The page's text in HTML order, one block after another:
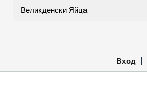
Великденски Яйца
Вход